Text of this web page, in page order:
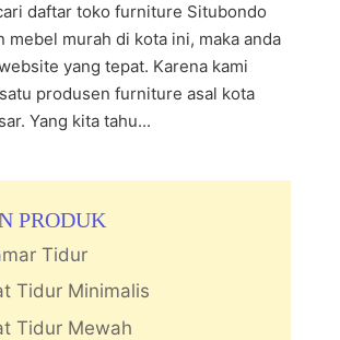
daftar toko furniture Situbondo
mebel murah di kota ini, maka anda
yang tepat. Karena kami
produsen furniture asal kota
Yang kita tahu...
PRODUK
Tidur
Tidur Minimalis
Tidur Mewah